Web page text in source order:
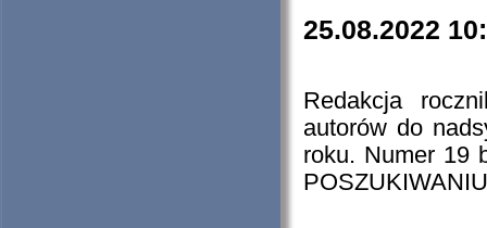
25.08.2022
Redakcja
autorów do
roku. Numer 19